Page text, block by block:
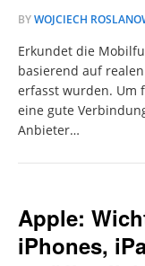
BYWOJCIECH
Erkundet die
basierend auf
erfasst wurden. Um
eine gute
Anbieter…
Apple:
iPhones,